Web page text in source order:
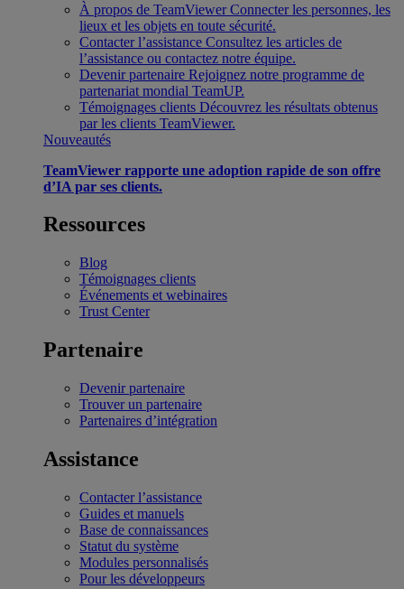
À propos de TeamViewer Connecter les personnes, les
lieux et les objets en toute sécurité.
Contacter l’assistance Consultez les articles de
l’assistance ou contactez notre équipe.
Devenir partenaire Rejoignez notre programme de
partenariat mondial TeamUP.
Témoignages clients Découvrez les résultats obtenus
par les clients TeamViewer.
Nouveautés
TeamViewer rapporte une adoption rapide de son offre
d’IA par ses clients.
Ressources
Blog
Témoignages clients
Événements et webinaires
Trust Center
Partenaire
Devenir partenaire
Trouver un partenaire
Partenaires d’intégration
Assistance
Contacter l’assistance
Guides et manuels
Base de connaissances
Statut du système
Modules personnalisés
Pour les développeurs